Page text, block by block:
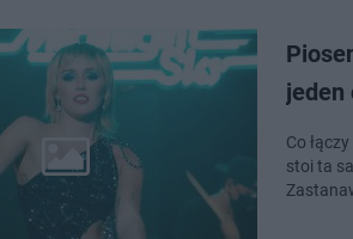
jeden
Co
stoi ta